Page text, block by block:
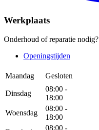
Werkplaats
Onderhoud of reparatie nodig?
Openingstijden
Maandag Gesloten
Dinsdag
08:00 -
18:00
Woensdag
08:00 -
18:00
08:00 -